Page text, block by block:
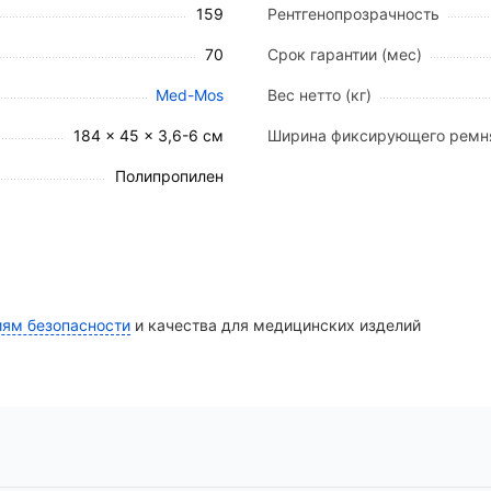
диагностику благодаря возможности проведения
отверстий по периметру обеспечивает
перемещение пациента как в горизонтальном,
волокно высокой плотности.
устойчивость к вмятинам и коррозии.
159 Рентгенопрозрачность
70 Срок гарантии (мес)
Med-Mos Вес нетто (кг)
184 × 45 × 3,6-6 см Ширина фиксирующего
Полипропилен
безопасности и качества для медицинских изделий